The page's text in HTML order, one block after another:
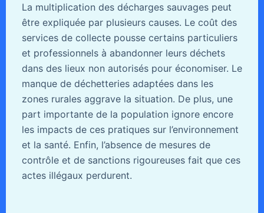
La multiplication des décharges sauvages peut
être expliquée par plusieurs causes. Le coût des
services de collecte pousse certains particuliers
et professionnels à abandonner leurs déchets
dans des lieux non autorisés pour économiser. Le
manque de déchetteries adaptées dans les
zones rurales aggrave la situation. De plus, une
part importante de la population ignore encore
les impacts de ces pratiques sur l’environnement
et la santé. Enfin, l’absence de mesures de
contrôle et de sanctions rigoureuses fait que ces
actes illégaux perdurent.